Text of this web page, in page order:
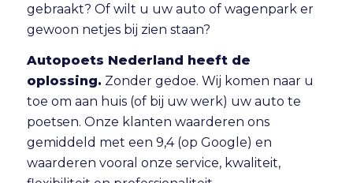
gebraakt? Of wilt u uw auto of wagenpark er
gewoon netjes bij zien staan?
Autopoets Nederland heeft de
oplossing. Zonder gedoe. Wij komen naar u
toe om aan huis (of bij uw werk) uw auto te
poetsen. Onze klanten waarderen ons
gemiddeld met een 9,4 (op Google) en
waarderen vooral onze service, kwaliteit,